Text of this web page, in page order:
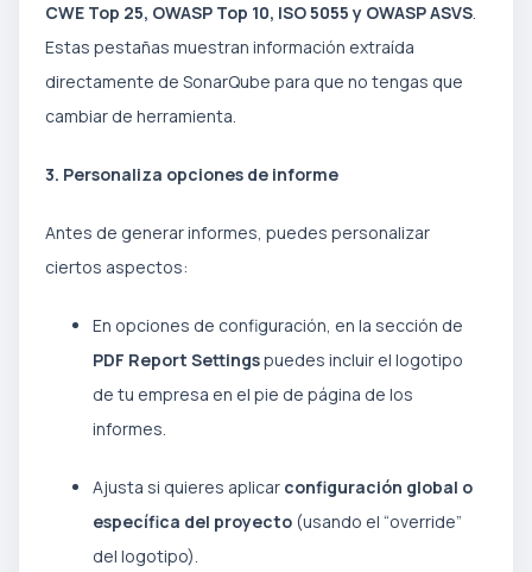
CWE Top 25, OWASP Top 10, ISO 5055 y OWASP ASVS.
Estas pestañas muestran información extraída
directamente de SonarQube para que no tengas que
cambiar de herramienta.
3. Personaliza opciones de informe
Antes de generar informes, puedes personalizar
ciertos aspectos:
En opciones de configuración, en la sección de
PDF Report Settingspuedes incluir el logotipo
de tu empresa en el pie de página de los
informes.
Ajusta si quieres aplicar configuración global o
específica del proyecto (usando el “override”
del logotipo).